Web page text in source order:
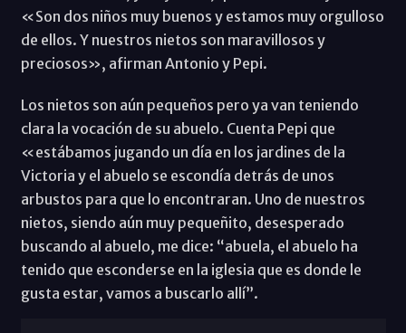
«Son dos niños muy buenos y estamos muy orgulloso
de ellos. Y nuestros nietos son maravillosos y
preciosos», afirman Antonio y Pepi.
Los nietos son aún pequeños pero ya van teniendo
clara la vocación de su abuelo. Cuenta Pepi que
«estábamos jugando un día en los jardines de la
Victoria y el abuelo se escondía detrás de unos
arbustos para que lo encontraran. Uno de nuestros
nietos, siendo aún muy pequeñito, desesperado
buscando al abuelo, me dice: “abuela, el abuelo ha
tenido que esconderse en la iglesia que es donde le
gusta estar, vamos a buscarlo allí”.